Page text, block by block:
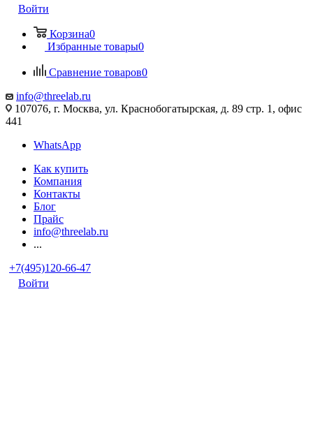
Войти
Корзина0
Избранные товары0
Сравнение товаров0
info@threelab.ru
107076, г. Москва, ул. Краснобогатырская, д. 89 стр. 1, офис
441
WhatsApp
Как купить
Компания
Контакты
Блог
Прайс
info@threelab.ru
...
+7(495)120-66-47
Войти